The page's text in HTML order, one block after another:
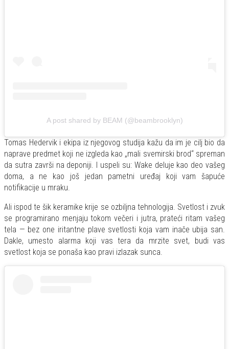
A post shared by BEAM (@beambrooklyn)
Tomas Hedervik i ekipa iz njegovog studija kažu da im je cilj bio da
naprave predmet koji ne izgleda kao „mali svemirski brod“ spreman
da sutra završi na deponiji. I uspeli su: Wake deluje kao deo vašeg
doma, a ne kao još jedan pametni uređaj koji vam šapuće
notifikacije u mraku.
Ali ispod te šik keramike krije se ozbiljna tehnologija. Svetlost i zvuk
se programirano menjaju tokom večeri i jutra, prateći ritam vašeg
tela — bez one iritantne plave svetlosti koja vam inače ubija san.
Dakle, umesto alarma koji vas tera da mrzite svet, budi vas
svetlost koja se ponaša kao pravi izlazak sunca.